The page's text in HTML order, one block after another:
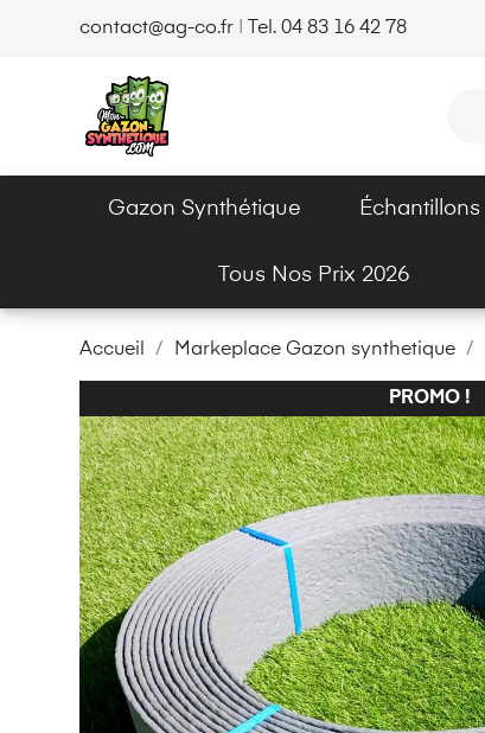
contact@ag-co.fr Tel. 04 83 16 42 78
Gazon Synthétique Échantillons
Tous Nos Prix 2026
Accueil Markeplace Gazon synthetique
PROMO !